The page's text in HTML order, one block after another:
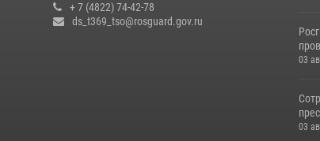
+ 7 (4822) 74-42-78
ds_t369_tso@rosguard.gov.ru
03
03